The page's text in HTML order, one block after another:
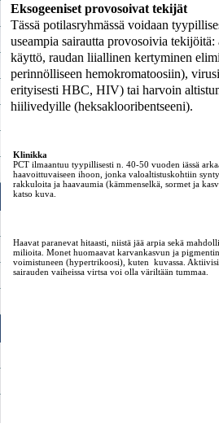
Eksogeeniset provosoivat tekijät
Tässä potilasryhmässä voidaan
useampia sairautta provosoivia
käyttö, raudan liiallinen kertyminen
perinnölliseen hemokromatoosiin),
erityisesti HBC, HIV) tai harvoin
hiilivedyille (heksaklooribentseeni).
Klinikka
PCT ilmaantuu tyypillisesti n. 40-50 vuoden iässä
haavoittuvaiseen ihoon, jonka valoaltistuskohtiin
rakkuloita ja haavaumia (kämmenselkä, sormet ja
katso kuva.
Haavat paranevat hitaasti, niistä jää arpia sekä
milioita. Monet huomaavat karvankasvun ja pigmentin
voimistuneen (hypertrikoosi), kuten kuvassa.
sairauden vaiheissa virtsa voi olla väriltään tummaa.